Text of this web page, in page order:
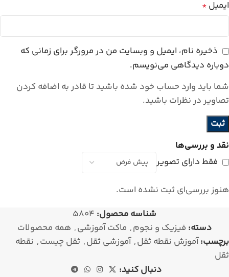
نقد و بررسی‌ها
فقط دارای تصویر
هنوز بررسی‌ای ثبت نشده است.
ایمیل *
ذخیره نام، ایمیل و وبسایت من در مرورگر برای زمانی که
دوباره دیدگاهی می‌نویسم.
شما باید وارد حساب خود شده باشید تا قادر به اضافه کردن
تصاویر در نظرات باشید.
شناسه محصول: 5804
دسته: فیزیک و نجوم, ماکت آموزشی, همه محصولات
برچسب:آموزش نقطه ثقل, آموزشی ثقل, ثقل چیست, نقطه
ثقل
دنبال کنید: